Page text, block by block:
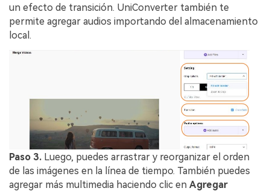
un efecto de transición. UniConverter también te
permite agregar audios importando del almacenamiento
local.
Paso 3. Luego, puedes arrastrar y reorganizar el orden
de las imágenes en la línea de tiempo. También puedes
agregar más multimedia haciendo clic en Agregar